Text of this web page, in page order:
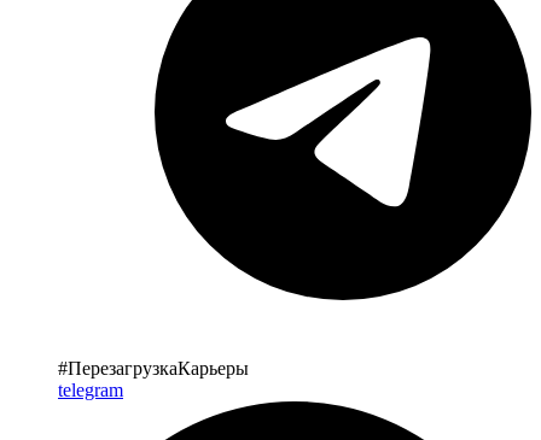
#ПерезагрузкаКарьеры
telegram